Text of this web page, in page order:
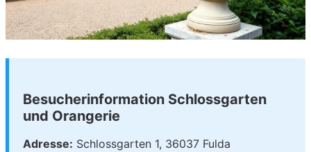
Besucherinformation Schlossgarten
und Orangerie
Adresse: Schlossgarten 1, 36037 Fulda